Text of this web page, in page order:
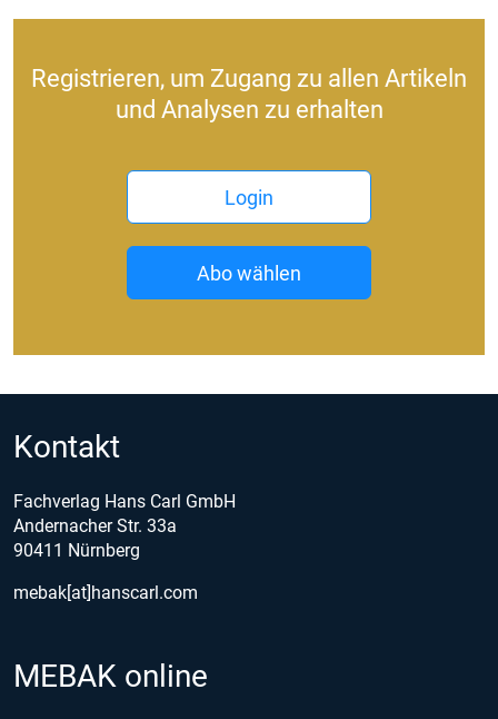
Registrieren, um Zugang zu allen Artikeln
und Analysen zu erhalten
Login
Abo wählen
Kontakt
Fachverlag Hans Carl GmbH
Andernacher Str. 33a
90411 Nürnberg
mebak[at]hanscarl.com
MEBAK online